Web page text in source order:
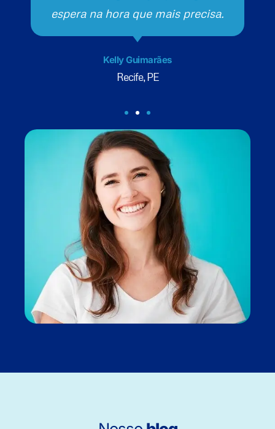
espera na hora que mais precisa.
Kelly Guimarães
Recife, PE